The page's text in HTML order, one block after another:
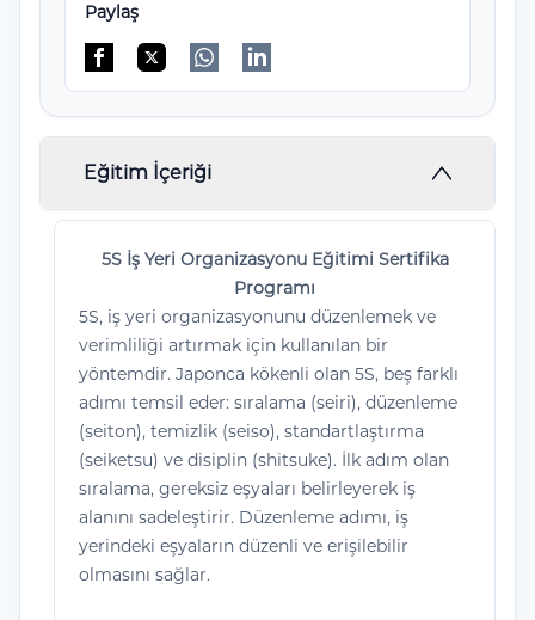
Paylaş
Facebook'da paylaş
Twitter'da paylaş
WhatsApp'da paylaş
Linkedin'de paylaş
Eğitim İçeriği
5S İş Yeri Organizasyonu Eğitimi Sertifika
Programı
5S, iş yeri organizasyonunu düzenlemek ve
verimliliği artırmak için kullanılan bir
yöntemdir. Japonca kökenli olan 5S, beş farklı
adımı temsil eder: sıralama (seiri), düzenleme
(seiton), temizlik (seiso), standartlaştırma
(seiketsu) ve disiplin (shitsuke). İlk adım olan
sıralama, gereksiz eşyaları belirleyerek iş
alanını sadeleştirir. Düzenleme adımı, iş
yerindeki eşyaların düzenli ve erişilebilir
olmasını sağlar.